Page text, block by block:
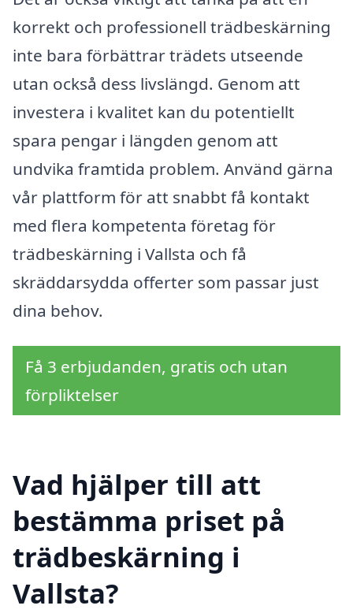
korrekt och professionell trädbeskärning
inte bara förbättrar trädets utseende
utan också dess livslängd. Genom att
investera i kvalitet kan du potentiellt
spara pengar i längden genom att
undvika framtida problem. Använd gärna
vår plattform för att snabbt få kontakt
med flera kompetenta företag för
trädbeskärning i Vallsta och få
skräddarsydda offerter som passar just
dina behov.
Få 3 erbjudanden, gratis och utan
förpliktelser
Vad hjälper till att
bestämma priset på
trädbeskärning i
Vallsta?